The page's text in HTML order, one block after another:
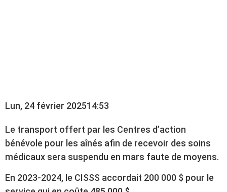
Lun, 24 février 202514:53
Le transport offert par les Centres d’action
bénévole pour les aînés afin de recevoir des soins
médicaux sera suspendu en mars faute de moyens.
En 2023-2024, le CISSS accordait 200 000 $ pour le